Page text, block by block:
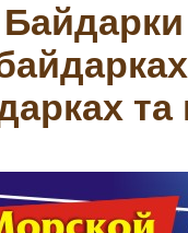
та